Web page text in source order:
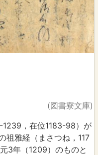
(図書寮文庫)
1239，在位1183-98）が
祖雅経（まさつね，117
3年（1209）のものと